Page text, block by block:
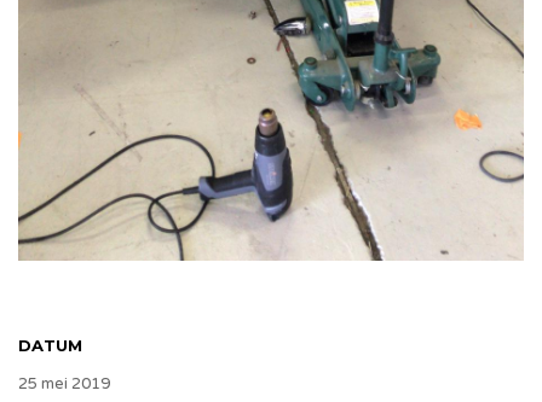
DATUM
25 mei 2019